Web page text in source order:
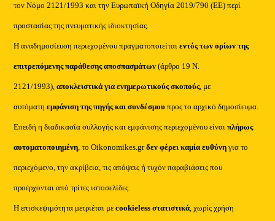
τον Νόμο 2121/1993 και την Ευρωπαϊκή Οδηγία 2019/790 (ΕΕ) περί
προστασίας της πνευματικής ιδιοκτησίας.
Η αναδημοσίευση περιεχομένου πραγματοποιείταιεντός των ορίων της
επιτρεπόμενης παράθεσης αποσπασμάτων (άρθρο 19 Ν.
2121/1993), αποκλειστικά για ενημερωτικούς σκοπούς, με
αυτόματηεμφάνιση της πηγής και συνδέσμου προς το αρχικό δημοσίευμα.
Επειδή η διαδικασία συλλογής και εμφάνισης περιεχομένου είναιπλήρως
αυτοματοποιημένη, το Oikonomikes.grδεν φέρει καμία ευθύνη για το
περιεχόμενο, την ακρίβεια, τις απόψεις ή τυχόν παραβιάσεις που
προέρχονται από τρίτες ιστοσελίδες.
Η επισκεψιμότητα μετριέται μεcookieless στατιστικά, χωρίς χρήση